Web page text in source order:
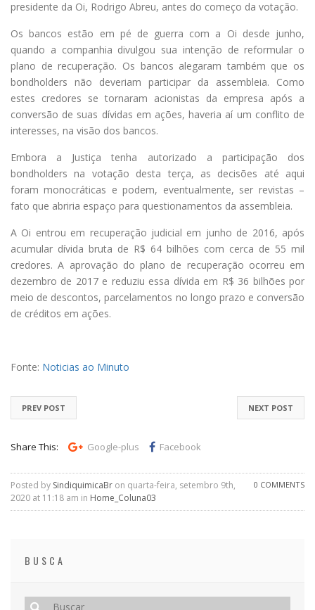
presidente da Oi, Rodrigo Abreu, antes do começo da votação.
Os bancos estão em pé de guerra com a Oi desde junho,
quando a companhia divulgou sua intenção de reformular o
plano de recuperação. Os bancos alegaram também que os
bondholders não deveriam participar da assembleia. Como
estes credores se tornaram acionistas da empresa após a
conversão de suas dívidas em ações, haveria aí um conflito de
interesses, na visão dos bancos.
Embora a Justiça tenha autorizado a participação dos
bondholders na votação desta terça, as decisões até aqui
foram monocráticas e podem, eventualmente, ser revistas –
fato que abriria espaço para questionamentos da assembleia.
A Oi entrou em recuperação judicial em junho de 2016, após
acumular dívida bruta de R$ 64 bilhões com cerca de 55 mil
credores. A aprovação do plano de recuperação ocorreu em
dezembro de 2017 e reduziu essa dívida em R$ 36 bilhões por
meio de descontos, parcelamentos no longo prazo e conversão
de créditos em ações.
Fonte: Noticias ao Minuto
NEXT POST
PREV POST
Share This: Google-plus Facebook
0 COMMENTS
Posted by SindiquimicaBr on quarta-feira, setembro 9th,
2020 at 11:18 am in Home_Coluna03
BUSCA